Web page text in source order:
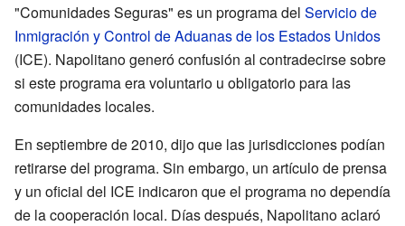
"Comunidades Seguras" es un programa del Servicio de
Inmigración y Control de Aduanas de los Estados Unidos
(ICE). Napolitano generó confusión al contradecirse sobre
si este programa era voluntario u obligatorio para las
comunidades locales.
En septiembre de 2010, dijo que las jurisdicciones podían
retirarse del programa. Sin embargo, un artículo de prensa
y un oficial del ICE indicaron que el programa no dependía
de la cooperación local. Días después, Napolitano aclaró